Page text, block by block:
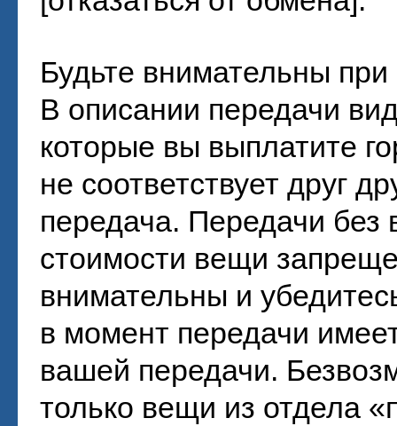
Будьте внимательны при
В описании передачи
которые вы выплатите
не соответствует друг
передача. Передачи
стоимости вещи
внимательны и
в момент передачи
вашей передачи.
только вещи из отдела